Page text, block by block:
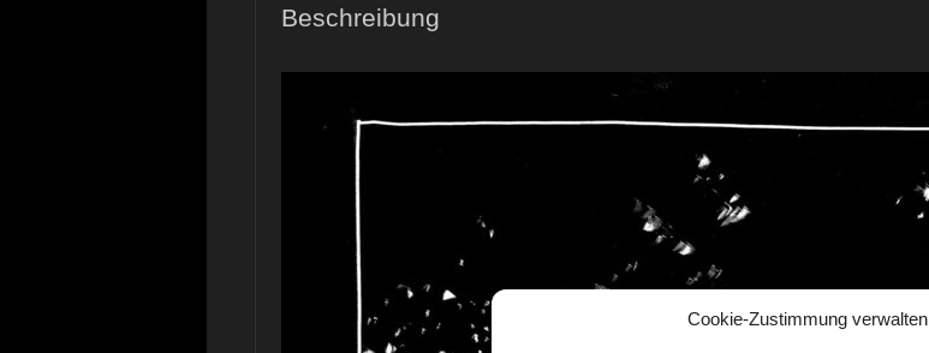
Cookie-Zustimmung verwalten
Beschreibung